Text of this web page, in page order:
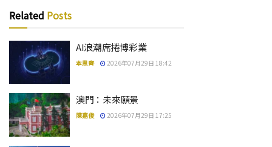
Related Posts
AI浪潮席捲博彩業
本思齊 2026年07月29日 18:42
澳門：未來願景
陳嘉俊 2026年07月29日 17:25